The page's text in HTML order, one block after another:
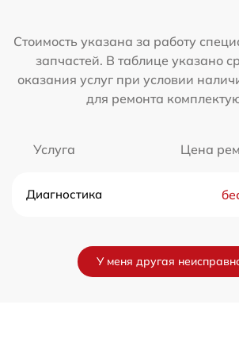
Стоимость указана за работу
запчастей. В таблице указано
оказания услуг при условии
для ремонта
Услуга Цена
Диагностика
У меня другая